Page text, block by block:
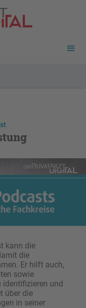
kann die
die
Er hilft auch,
sowie
identifizieren und
über die
in seiner